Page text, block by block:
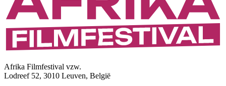
Afrika Filmfestival vzw.
Lodreef 52, 3010 Leuven, België